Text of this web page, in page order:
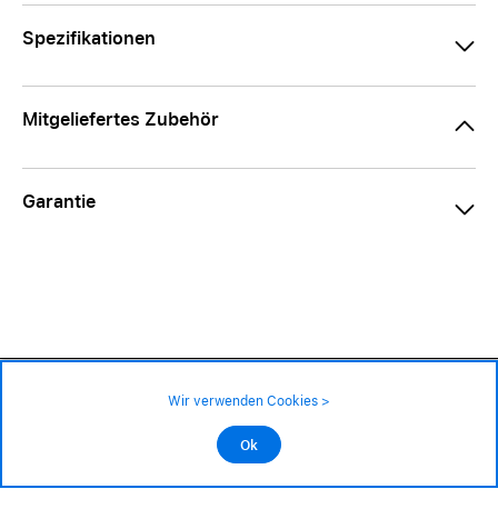
Spezifikationen
Mitgeliefertes Zubehör
Garantie
©2026 Alle Rechte sind vorbehalten
In den Warenkorb
Wir verwenden Cookies >
Ok